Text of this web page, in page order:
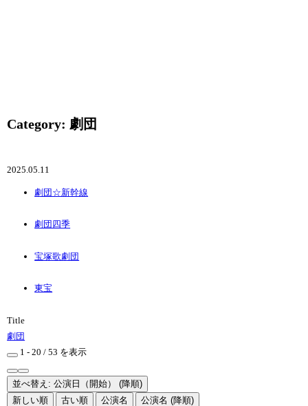
Category: 劇団
2025.05.11
劇団☆新幹線
劇団四季
宝塚歌劇団
東宝
Title
劇団
1 - 20 / 53 を表示
並べ替え: 公演日（開始） (降順)
新しい順
古い順 公演名
公演名 (降順)